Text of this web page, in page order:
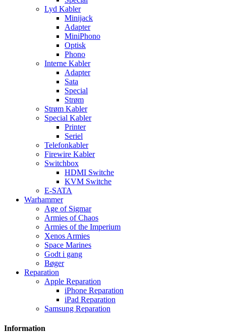
Lyd Kabler
Minijack
Adapter
MiniPhono
Optisk
Phono
Interne Kabler
Adapter
Sata
Special
Strøm
Strøm Kabler
Special Kabler
Printer
Seriel
Telefonkabler
Firewire Kabler
Switchbox
HDMI Switche
KVM Switche
E-SATA
Warhammer
Age of Sigmar
Armies of Chaos
Armies of the Imperium
Xenos Armies
Space Marines
Godt i gang
Bøger
Reparation
Apple Reparation
iPhone Reparation
iPad Reparation
Samsung Reparation
Information